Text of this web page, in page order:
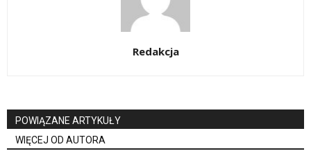
Redakcja
POWIĄZANE ARTYKUŁY
WIĘCEJ OD AUTORA